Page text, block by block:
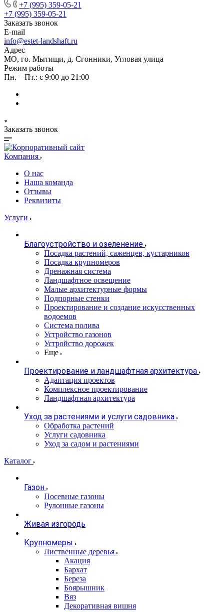
+7 (995) 359-05-21
+7 (995) 359-05-21
Заказать звонок
E-mail
info@estet-landshaft.ru
Адрес
МО, го. Мытищи, д. Сгонники, Угловая улица
Режим работы
Пн. – Пт.: с 9:00 до 21:00
Заказать звонок
Компания
О нас
Наша команда
Отзывы
Реквизиты
Услуги
Благоустройство и озеленение
Посадка растений, саженцев, кустарников
Посадка крупномеров
Дренажная система
Ландшафтное освещение
Малые архитектурные формы
Подпорные стенки
Проектирование и создание искусственных
водоемов
Система полива
Устройство газонов
Устройство дорожек
Еще
Проектирование и ландшафтная архитектура
Адаптация проектов
Комплексное проектирование
Ландшафтная архитектура
Уход за растениями и услуги садовника
Обработка растений
Услуги садовника
Уход за садом и растениями
Каталог
Газон
Посевные газоны
Рулонные газоны
Живая изгородь
Крупномеры
Лиственные деревья
Акация
Бархат
Береза
Боярышник
Вяз
Декоративная вишня